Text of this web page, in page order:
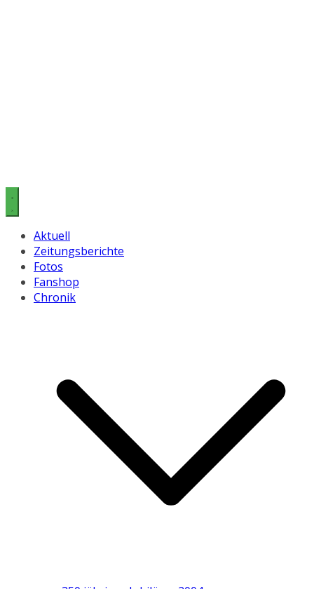
Aktuell
Zeitungsberichte
Fotos
Fanshop
Chronik